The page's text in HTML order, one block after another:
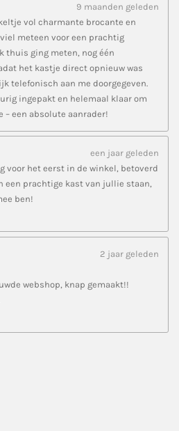
9 maanden geleden
vol charmante brocante en
meteen voor een prachtig
thuis ging meten, nog één
het kastje direct opnieuw was
telefonisch aan me doorgegeven.
ingepakt en helemaal klaar om
– een absolute aanrader!
een jaar geleden
voor het eerst in de winkel, betoverd
een prachtige kast van jullie staan,
ben!
2 jaar geleden
webshop, knap gemaakt!!